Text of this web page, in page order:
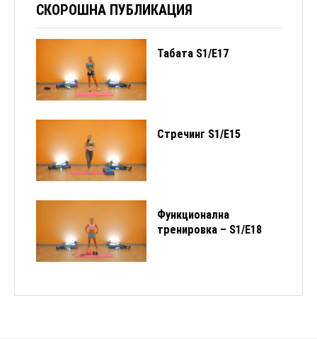
СКОРОШНА ПУБЛИКАЦИЯ
Табата S1/Е17
Стречинг S1/Е15
Функционална
тренировка – S1/E18